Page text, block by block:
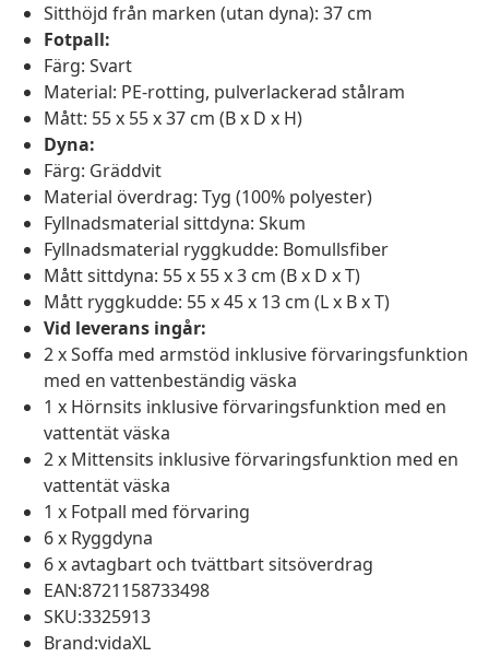
Sitthöjd från marken (utan dyna): 37 cm
Fotpall:
Färg: Svart
Material: PE-rotting, pulverlackerad stålram
Mått: 55 x 55 x 37 cm (B x D x H)
Dyna:
Färg: Gräddvit
Material överdrag: Tyg (100% polyester)
Fyllnadsmaterial sittdyna: Skum
Fyllnadsmaterial ryggkudde: Bomullsfiber
Mått sittdyna: 55 x 55 x 3 cm (B x D x T)
Mått ryggkudde: 55 x 45 x 13 cm (L x B x T)
Vid leverans ingår:
2 x Soffa med armstöd inklusive förvaringsfunktion
med en vattenbeständig väska
1 x Hörnsits inklusive förvaringsfunktion med en
vattentät väska
2 x Mittensits inklusive förvaringsfunktion med en
vattentät väska
1 x Fotpall med förvaring
6 x Ryggdyna
6 x avtagbart och tvättbart sitsöverdrag
EAN:8721158733498
SKU:3325913
Brand:vidaXL